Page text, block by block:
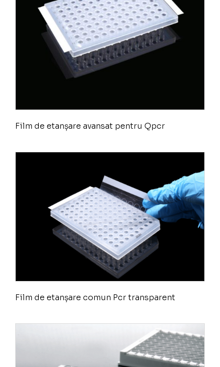
Film de etanșare avansat pentru Qpcr
Film de etanșare comun Pcr transparent